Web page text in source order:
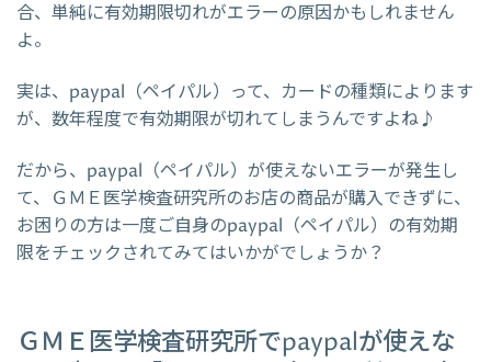
合、単純に有効期限切れがエラーの原因かもしれません
よ。
実は、paypal（ペイパル）って、カードの種類によります
が、数年程度で有効期限が切れてしまうんですよね♪
だから、paypal（ペイパル）が使えないエラーが発生し
て、ＧＭＥ医学検査研究所のお店の商品が購入できずに、
お困りの方は一度ご自身のpaypal（ペイパル）の有効期
限をチェックされてみてはいかがでしょうか？
ＧＭＥ医学検査研究所でpaypalが使えな